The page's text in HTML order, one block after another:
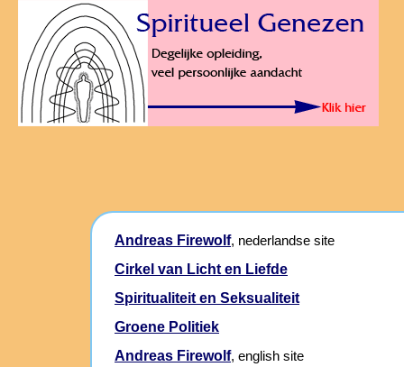
Andreas Firewolf, nederlandse site
Cirkel van Licht en Liefde
Spiritualiteit en Seksualiteit
Groene Politiek
Andreas Firewolf, english site